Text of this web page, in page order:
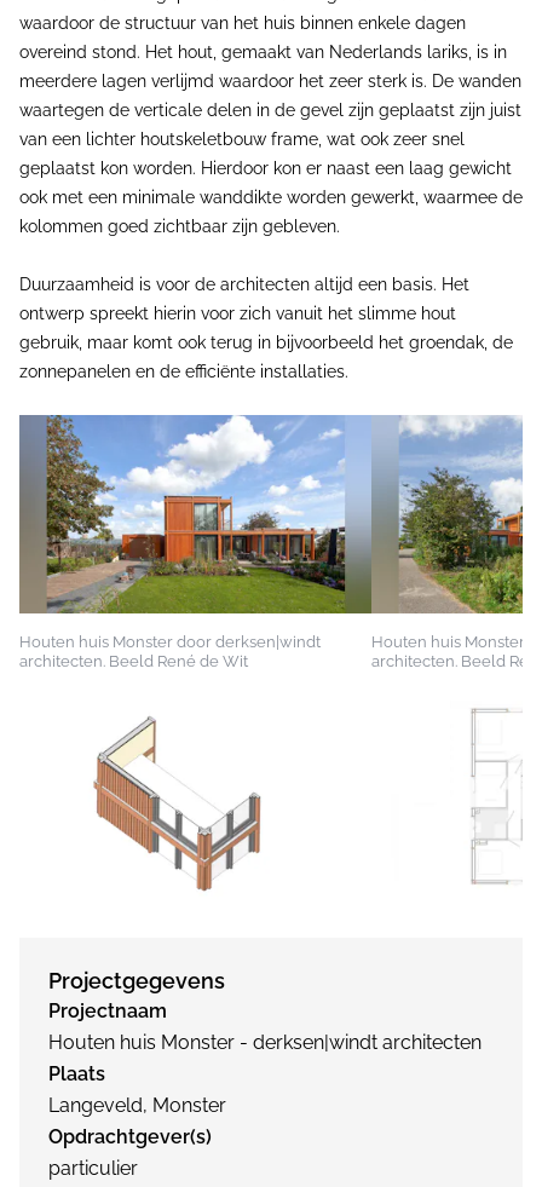
waardoor de structuur van het huis binnen enkele dagen
overeind stond. Het hout, gemaakt van Nederlands lariks, is in
meerdere lagen verlijmd waardoor het zeer sterk is. De wanden
waartegen de verticale delen in de gevel zijn geplaatst zijn juist
van een lichter houtskeletbouw frame, wat ook zeer snel
geplaatst kon worden. Hierdoor kon er naast een laag gewicht
ook met een minimale wanddikte worden gewerkt, waarmee de
kolommen goed zichtbaar zijn gebleven.
Duurzaamheid is voor de architecten altijd een basis. Het
ontwerp spreekt hierin voor zich vanuit het slimme hout
gebruik, maar komt ook terug in bijvoorbeeld het groendak, de
zonnepanelen en de efficiënte installaties.
Houten huis Monster door derksen|windt
architecten. Beeld René de Wit
Houten huis Monster
architecten. Beeld
Projectgegevens
Projectnaam
Houten huis Monster - derksen|windt architecten
Plaats
Langeveld, Monster
Opdrachtgever(s)
particulier